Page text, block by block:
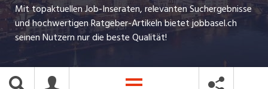
Mit topaktuellen Job-Inseraten, relevanten Suchergebnisse
und hochwertigen Ratgeber-Artikeln bietet jobbasel.ch
seinen Nutzern nur die beste Qualität!